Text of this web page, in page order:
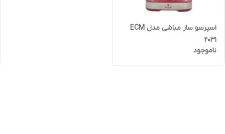
اسپرسو ساز مباشی مدل ECM
2031
ناموجود